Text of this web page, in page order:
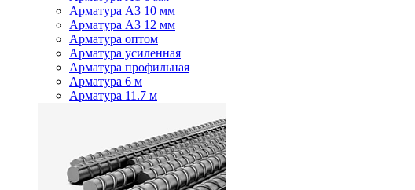
Арматура А3 10 мм
Арматура А3 12 мм
Арматура оптом
Арматура усиленная
Арматура профильная
Арматура 6 м
Арматура 11.7 м